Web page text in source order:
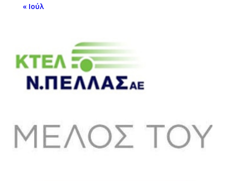
« Ιούλ